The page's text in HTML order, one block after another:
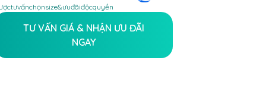
tưvấnchọnsize&ưuđãiđộcquyền
TƯ VẤN GIÁ & NHẬN ƯU ĐÃI
NGAY